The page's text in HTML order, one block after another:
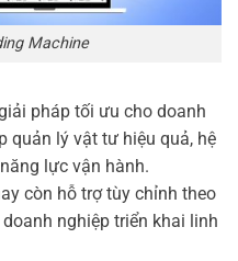
Machine
pháp tối ưu cho doanh
quản lý vật tư hiệu quả, hệ
lực vận hành.
còn hỗ trợ tùy chỉnh theo
nghiệp triển khai linh